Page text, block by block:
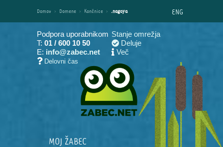
Domov › Domene › Končnice › .nagoya ENG
Podpora uporabnikom
T: 01 / 600 10 50
E: info@zabec.net
Delovni čas
Stanje omrežja
Deluje
Več
MOJ ŽABEC